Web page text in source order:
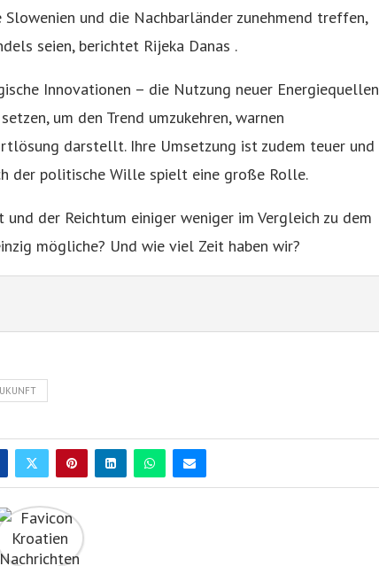
und die Nachbarländer zunehmend treffen,
seien, berichtet Rijeka Danas .
Innovationen – die Nutzung neuer Energiequellen
um den Trend umzukehren, warnen
darstellt. Ihre Umsetzung ist zudem teuer und
der politische Wille spielt eine große Rolle.
der Reichtum einiger weniger im Vergleich zu dem
mögliche? Und wie viel Zeit haben wir?